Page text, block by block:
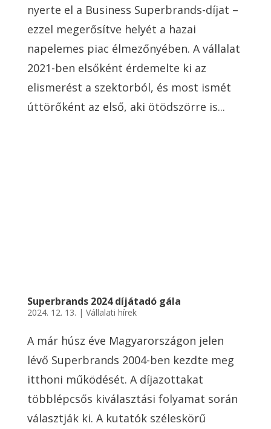
nyerte el a Business Superbrands-díjat –
ezzel megerősítve helyét a hazai
napelemes piac élmezőnyében. A vállalat
2021-ben elsőként érdemelte ki az
elismerést a szektorból, és most ismét
úttörőként az első, aki ötödszörre is...
Superbrands 2024 díjátadó gála
2024. 12. 13. | Vállalati hírek
A már húsz éve Magyarországon jelen
lévő Superbrands 2004-ben kezdte meg
itthoni működését. A díjazottakat
többlépcsős kiválasztási folyamat során
választják ki. A kutatók széleskörű